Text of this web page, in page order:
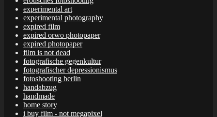
experimental art
experimental photography
expired film
expired orwo photopaper
expired photopaper
film is not dead
fotografische gegenkultur
fotografischer depressionismus
fotoshooting berlin
handabzug
handmade
home story
i buy film - not megapixel